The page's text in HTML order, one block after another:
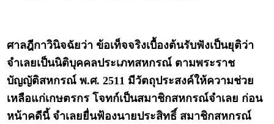
ศาลฎีกาวินิจฉัยว่า ข้อเท็จจริงเบื้องต้นรับฟังเป็นยุติว่า
จำเลยเป็นนิติบุคคลประเภทสหกรณ์ ตามพระราช
บัญญัติสหกรณ์ พ.ศ. 2511 มีวัตถุประสงค์ให้ความช่วย
เหลือแก่เกษตรกร โจทก์เป็นสมาชิกสหกรณ์จำเลย ก่อน
หน้าคดีนี้ จำเลยยื่นฟ้องนายประสิทธิ์ สมาชิกสหกรณ์